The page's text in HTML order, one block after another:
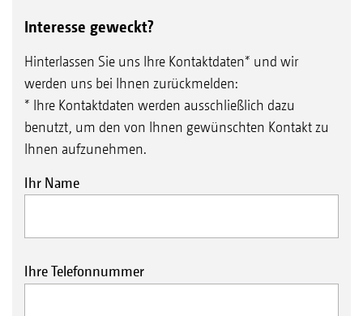
Interesse geweckt?
Hinterlassen Sie uns Ihre Kontaktdaten* und wir
werden uns bei Ihnen zurückmelden:
* Ihre Kontaktdaten werden ausschließlich dazu
benutzt, um den von Ihnen gewünschten Kontakt zu
Ihnen aufzunehmen.
Ihr Name
Ihre Telefonnummer